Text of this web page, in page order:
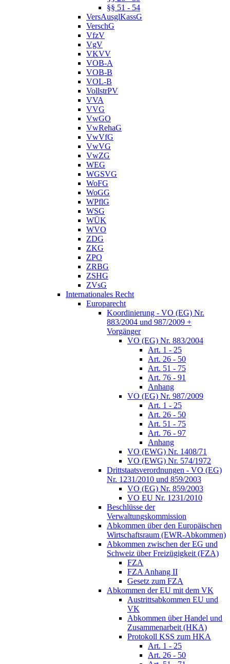
§§ 51 - 54
VersAusglKassG
VerschG
VfzV
VgV
VKVV
VOB-A
VOB-B
VOL-B
VollstrPV
VVA
VVG
VwGO
VwRehaG
VwVfG
VwVG
VwZG
WEG
WGSVG
WoFG
WoGG
WPflG
WSG
WÜK
WVO
ZDG
ZKG
ZPO
ZRBG
ZSHG
ZVsG
Internationales Recht
Europarecht
Koordinierung - VO (EG) Nr.
883/2004 und 987/2009 +
Vorgänger
VO (EG) Nr. 883/2004
Art. 1 - 25
Art. 26 - 50
Art. 51 - 75
Art. 76 - 91
Anhang
VO (EG) Nr. 987/2009
Art. 1 - 25
Art. 26 - 50
Art. 51 - 75
Art. 76 - 97
Anhang
VO (EWG) Nr. 1408/71
VO (EWG) Nr. 574/1972
Drittstaatsverordnungen - VO (EG)
Nr. 1231/2010 und 859/2003
VO (EG) Nr. 859/2003
VO EU Nr. 1231/2010
Beschlüsse der
Verwaltungskommission
Abkommen über den Europäischen
Wirtschaftsraum (EWR-Abkommen)
Abkommen zwischen der EG und
Schweiz über Freizügigkeit (FZA)
FZA
FZA Anhang II
Gesetz zum FZA
Abkommen der EU mit dem VK
Austrittsabkommen EU und
VK
Abkommen über Handel und
Zusammenarbeit (HKA)
Protokoll KSS zum HKA
Art. 1 - 25
Art. 26 - 50